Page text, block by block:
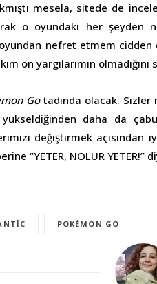
mesela, sitede de
o oyundaki her
nefret etmem
ön yargılarımın
Gotadında olacak. Sizler
daha da
değiştirmek
“YETER, NOLUR YETER!”
POKÉMON GO